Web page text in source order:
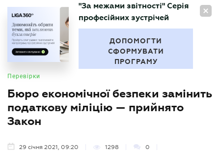
UA
БУХГАЛТЕР
"За межами звітності" Серія
професійних зустрічей
ДОПОМОГТИ
СФОРМУВАТИ
ПРОГРАМУ
Перевірки
Бюро економічної безпеки замінить
податкову міліцію — прийнято
Закон
29 січня 2021, 09:20 1298 0